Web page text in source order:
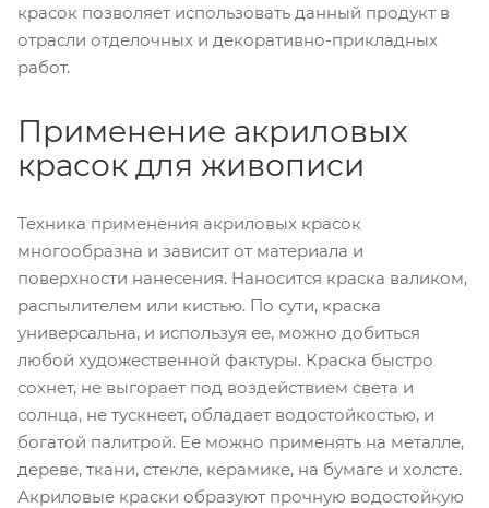
красок позволяет использовать данный продукт в
отрасли отделочных и декоративно-прикладных
работ.
Применение акриловых
красок для живописи
Техника применения акриловых красок
многообразна и зависит от материала и
поверхности нанесения. Наносится краска валиком,
распылителем или кистью. По сути, краска
универсальна, и используя ее, можно добиться
любой художественной фактуры. Краска быстро
сохнет, не выгорает под воздействием света и
солнца, не тускнеет, обладает водостойкостью, и
богатой палитрой. Ее можно применять на металле,
дереве, ткани, стекле, керамике, на бумаге и холсте.
Акриловые краски образуют прочную водостойкую